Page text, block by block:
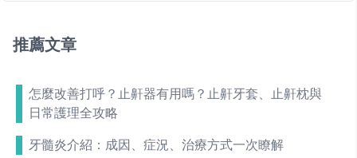
推薦文章
怎麼改善打呼？止鼾器有用嗎？止鼾牙套、止鼾枕與
日常護理全攻略
牙髓炎介紹：成因、症況、治療方式一次瞭解